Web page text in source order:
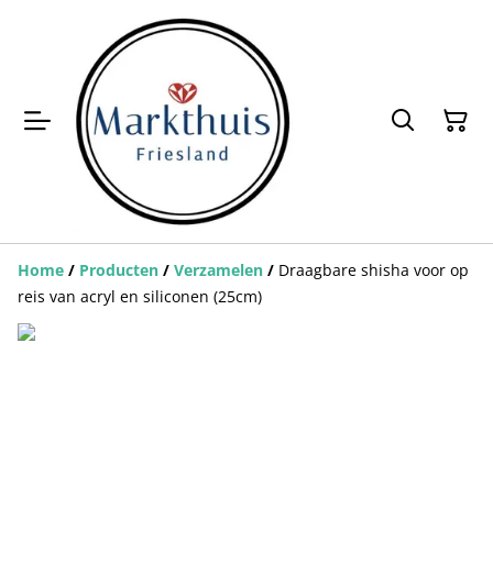
Home / Producten / Verzamelen / Draagbare shisha voor op
reis van acryl en siliconen (25cm)